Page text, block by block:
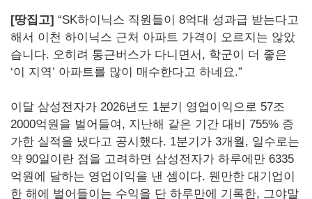
[땅집고] “SK하이닉스 직원들이 8억대 성과급 받는다고
해서 이천 하이닉스 근처 아파트 가격이 오르지는 않았
습니다. 오히려 통근버스가 다니면서, 학군이 더 좋은
‘이 지역’ 아파트를 많이 매수한다고 하네요.”
이달 삼성전자가 2026년도 1분기 영업이익으로 57조
2000억원을 벌어들여, 지난해 같은 기간 대비 755% 증
가한 실적을 냈다고 공시했다. 1분기가 3개월, 일수로는
약 90일이란 점을 고려하면 삼성전자가 하루에만 6335
억원에 달하는 영업이익을 낸 셈이다. 웬만한 대기업이
한 해에 벌어들이는 수익을 단 하루만에 기록한, 그야말